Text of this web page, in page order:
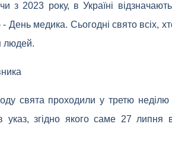
з 2023 року, в Україні
День медика. Сьогодні свято всіх,
людей.
свята проходили у третю
указ, згідно якого саме 27 липня